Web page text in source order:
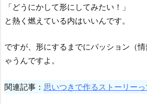
「どうにかして形にしてみたい！」
と熱く燃えている内はいいんです。
ですが、形にするまでにパッション（
ゃうんですよ。
関連記事： 思いつきで作るストーリー